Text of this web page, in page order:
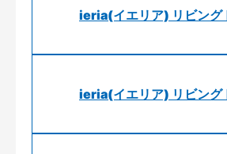
ieria(イエリア) リビング
ieria(イエリア) リビング